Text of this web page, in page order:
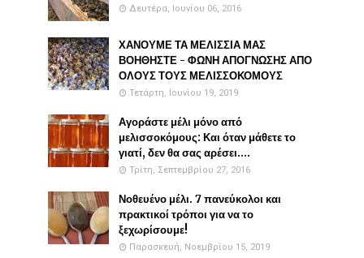
Δευτέρα, Ιουνίου 06, 2016
ΧΑΝΟΥΜΕ ΤΑ ΜΕΛΙΣΣΙΑ ΜΑΣ
ΒΟΗΘΗΣΤΕ - ΦΩΝΗ ΑΠΟΓΝΩΣΗΣ ΑΠΟ
ΟΛΟΥΣ ΤΟΥΣ ΜΕΛΙΣΣΟΚΟΜΟΥΣ
Τετάρτη, Ιουνίου 19, 2019
Αγοράστε μέλι μόνο από
μελισσοκόμους: Και όταν μάθετε το
γιατί, δεν θα σας αρέσει....
Τρίτη, Σεπτεμβρίου 27, 2016
Νοθευένο μέλι. 7 πανεύκολοι και
πρακτικοί τρόποι για να το
ξεχωρίσουμε!
Παρασκευή, Νοεμβρίου 15, 2019